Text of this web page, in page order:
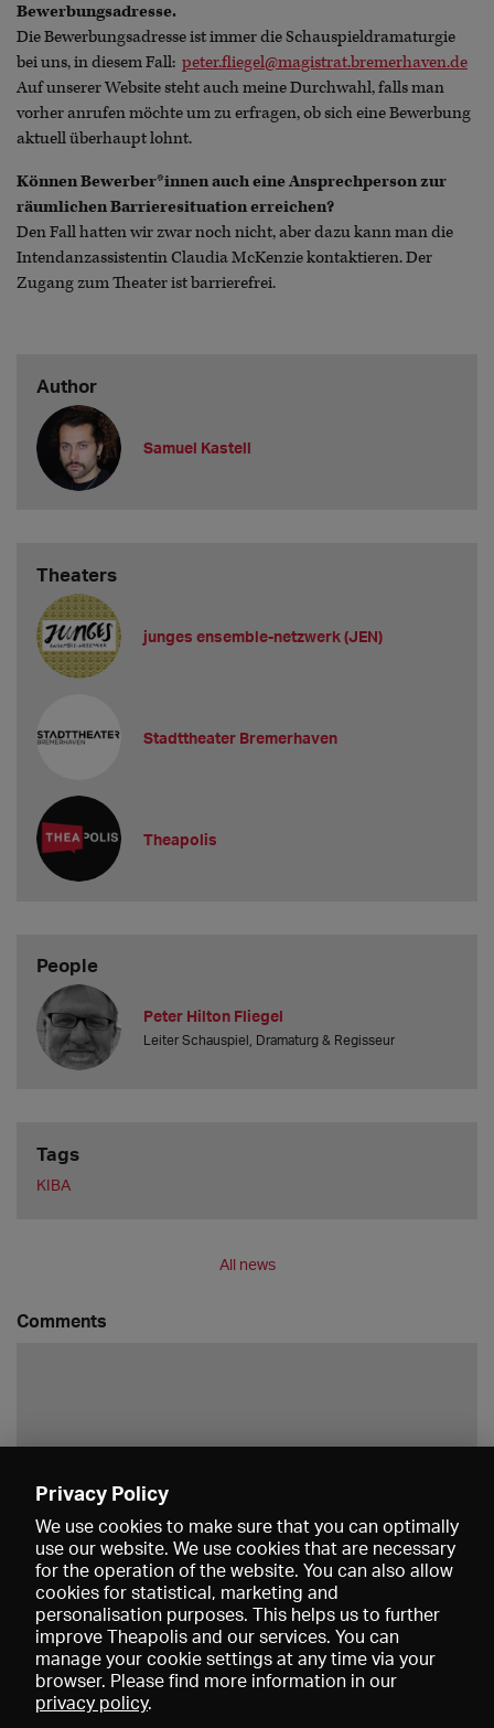
Bewerbungsadresse.
Die Bewerbungsadresse ist immer die Schauspieldramaturgie
bei uns, in diesem Fall: peter.fliegel@magistrat.bremerhaven.de
Auf unserer Website steht auch meine Durchwahl, falls man
vorher anrufen möchte um zu erfragen, ob sich eine Bewerbung
aktuell überhaupt lohnt.
Können Bewerber*innen auch eine Ansprechperson zur
räumlichen Barrieresituation erreichen?
Den Fall hatten wir zwar noch nicht, aber dazu kann man die
Intendanzassistentin Claudia McKenzie kontaktieren. Der
Zugang zum Theater ist barrierefrei.
Author
Samuel Kastell
Theaters
junges ensemble-netzwerk (JEN)
Stadttheater Bremerhaven
Theapolis
People
Peter Hilton Fliegel
Leiter Schauspiel, Dramaturg & Regisseur
Tags
KIBA
All news
Comments
Privacy Policy
We use cookies to make sure that you can optimally
use our website. We use cookies that are necessary
for the operation of the website. You can also allow
cookies for statistical, marketing and
personalisation purposes. This helps us to further
improve Theapolis and our services. You can
manage your cookie settings at any time via your
browser. Please find more information in our
privacy policy.